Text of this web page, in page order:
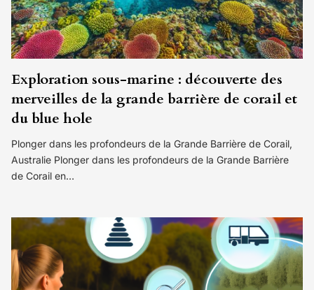
Exploration sous-marine : découverte des
merveilles de la grande barrière de corail et
du blue hole
Plonger dans les profondeurs de la Grande Barrière de Corail,
Australie Plonger dans les profondeurs de la Grande Barrière
de Corail en…